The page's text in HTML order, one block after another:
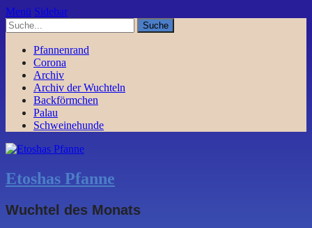
Menü Sidebar
Pfannenrand
Corona
Archiv
Archiv der Wuchteln
Backförmchen
Palau
Schweinehunde
Etoshas Pfanne
Wuchtel des Monats